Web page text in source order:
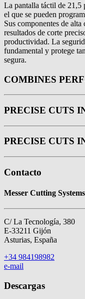
La pantalla táctil de 21,5
el que se pueden
Sus componentes de
resultados de corte
productividad. La
fundamental y protege
segura.
COMBINES
PRECISE CUTS
PRECISE CUTS
Contacto
Messer Cutting
C/ La Tecnología, 380
E-33211 Gijón
Asturias, España
+34 984198982
e-mail
Descargas